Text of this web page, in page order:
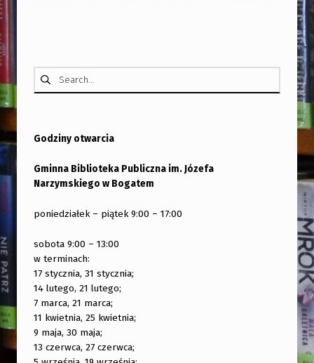
”
Szukaj:
Godziny otwarcia
Gminna Biblioteka Publiczna im. Józefa
Narzymskiego w Bogatem
poniedziałek – piątek 9:00 – 17:00
sobota 9:00 – 13:00
w terminach:
17 stycznia, 31 stycznia;
14 lutego, 21 lutego;
7 marca, 21 marca;
11 kwietnia, 25 kwietnia;
9 maja, 30 maja;
13 czerwca, 27 czerwca;